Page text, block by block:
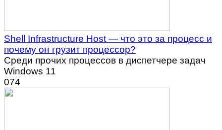
Shell Infrastructure Host — что это за процесс и
почему он грузит процессор?
Среди прочих процессов в диспетчере задач
Windows 11
074